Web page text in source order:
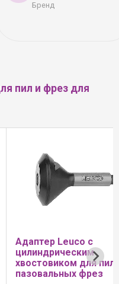
Бренд
пил и фрез для
Адаптер Leuco с
цилиндрическим
хвостовиком для пил
пазовальных фрез